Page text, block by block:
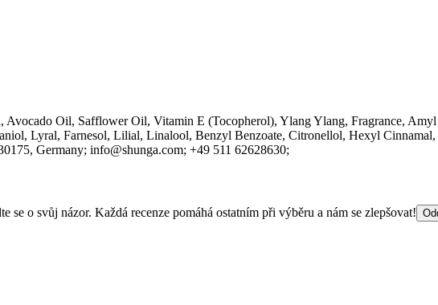
Avocado Oil, Safflower Oil, Vitamin E (Tocopherol), Ylang Ylang, Fragrance,
Lyral, Farnesol, Lilial, Linalool, Benzyl Benzoate, Citronellol, Hexyl
, Germany; info@shunga.com; +49 511 62628630;
se o svůj názor. Každá recenze pomáhá ostatním při výběru a nám se zlepšovat!